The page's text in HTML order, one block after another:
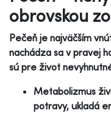
obrovskou
Pečeň je najväčším
nachádza sa v pravej
sú pre život
Metabolizmus
potravy, ukladá